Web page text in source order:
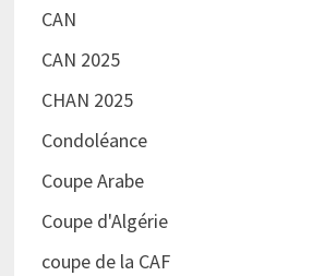
CAN
CAN 2025
CHAN 2025
Condoléance
Coupe Arabe
Coupe d'Algérie
coupe de la CAF